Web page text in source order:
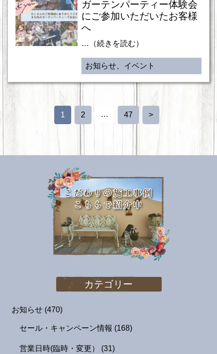
ガーテンパーティー体験会
にご参加いただいたお客様
へ
…（続きを読む）
お知らせ、イベント
1 2 … 47 >
カテゴリー
お知らせ (470)
セール・キャンペーン情報 (168)
営業日時(臨時・変更） (31)